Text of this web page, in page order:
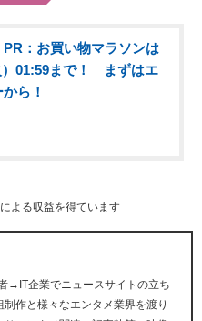
PR：お買い物マラソンは
）01:59まで！ まずはエ
ら！
よる収益を得ています
→IT企業でニュースサイトの立ち
作と様々なエンタメ業界を渡り